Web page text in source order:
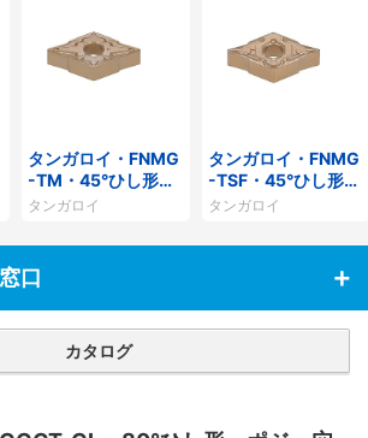
タンガロイ・FNMG
-TM・45°ひし形・
ネガ・穴有・旋削チ
タンガロイ
タンガロイ・FNMG
-TSF・45°ひし形・
ネガ・穴有・旋削チ
タンガロイ
口
カタログ